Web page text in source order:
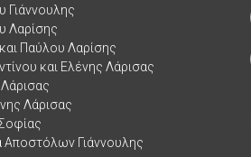
Γιάννουλης
Λαρίσης
Παύλου Λαρίσης
και Ελένης Λάρισας
Λάρισας
Γιάννουλης